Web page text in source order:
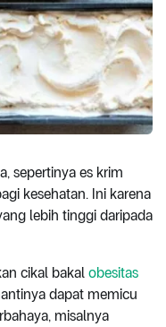
sepertinya es krim
kesehatan. Ini karena
lebih tinggi daripada
cikal bakal obesitas
dapat memicu
misalnya